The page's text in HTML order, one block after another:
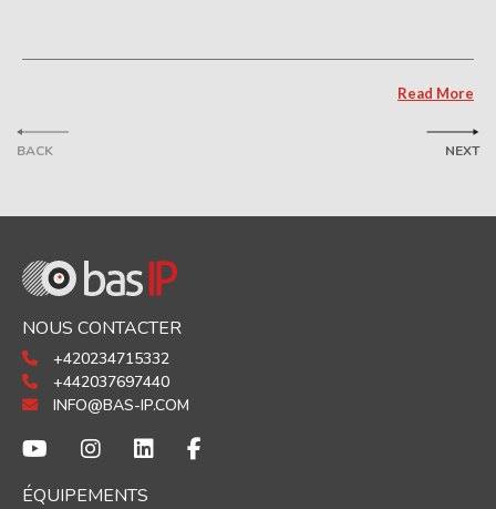
BACK
Read More
NEXT
NOUS CONTACTER
+420234715332
+442037697440
INFO@BAS-IP.COM
ÉQUIPEMENTS